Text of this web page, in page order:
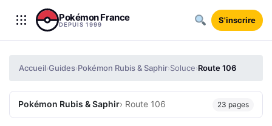
Aller au contenu
Pokémon France
DEPUIS 1999 S'inscrire
Accueil›Guides›Pokémon Rubis & Saphir›Soluce›Route 106
Pokémon Rubis & Saphir› Route 106 23 pages